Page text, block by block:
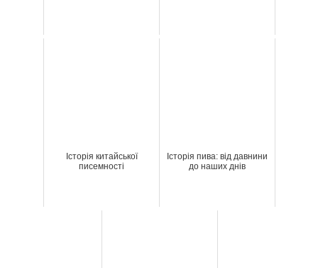
Історія китайської
писемності
Історія пива: від давнини
до наших днів